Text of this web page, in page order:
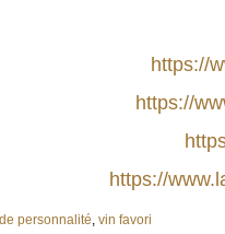
https://
https://
https://
personnalité, vin favori